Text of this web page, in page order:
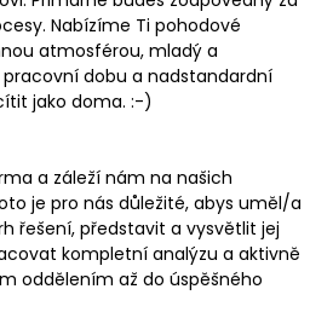
Nabízíme Ti pohodové
atmosférou, mladý a
dobu a nadstandardní
jako doma. :-)
a záleží nám na našich
je pro nás důležité, abys uměl/a
řešení, představit a vysvětlit jej
kompletní analýzu a aktivně
oddělením až do úspěšného